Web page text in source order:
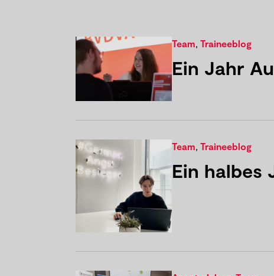
Team,Traineeblog
Ein Jahr
Team ,Traineeblog
Ein halbes